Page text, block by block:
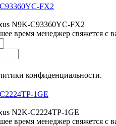
FX2
N9K-C93360YC-FX2
время менеджер свяжется с
конфиденциальности.
1GE
N2K-C2224TP-1GE
время менеджер свяжется с